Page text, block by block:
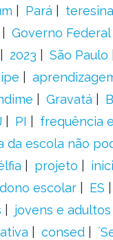
Pará teresina
Governo Federal
2023 São Paulo
Gravatá
PI frequência
da escola não
projeto
escolar ES
jovens e adultos
consed